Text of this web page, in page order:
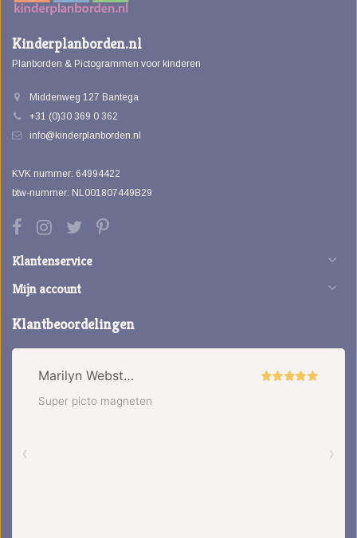
Kinderplanborden.nl
Planborden & Pictogrammen voor kinderen
Middenweg 127 Bantega
+31 (0)30 369 0 362
info@kinderplanborden.nl
KVK nummer: 64994422
btw-nummer: NL001807449B29
Klantenservice
Mijn account
Klantbeoordelingen